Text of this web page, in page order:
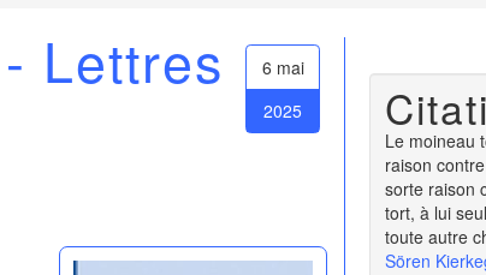
6 mai
2025
Lettres
Le moineau
raison
sorte raison
tort, à lui
toute autre
Sören